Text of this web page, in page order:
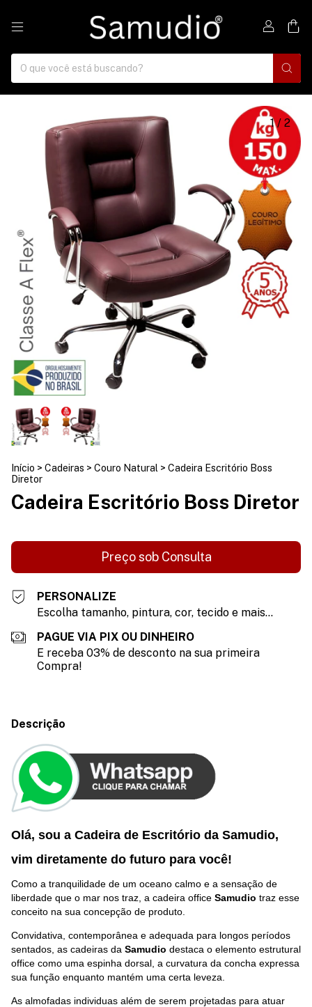
1/ 2
Início > Cadeiras > Couro Natural > Cadeira Escritório Boss
Diretor
Cadeira Escritório Boss Diretor
PERSONALIZE
Escolha tamanho, pintura, cor, tecido e mais...
PAGUE VIA PIX OU DINHEIRO
E receba 03% de desconto na sua primeira
Compra!
Descrição
Olá, sou a Cadeira de Escritório da Samudio,
vim diretamente do futuro para você!
Como a tranquilidade de um oceano calmo e a sensação de
liberdade que o mar nos traz, a cadeira office Samudio traz esse
conceito na sua concepção de produto.
Convidativa, contemporânea e adequada para longos períodos
sentados, as cadeiras da Samudio destaca o elemento estrutural
office como uma espinha dorsal, a curvatura da concha expressa
sua função enquanto mantém uma certa leveza.
As almofadas individuas além de serem projetadas para atuar